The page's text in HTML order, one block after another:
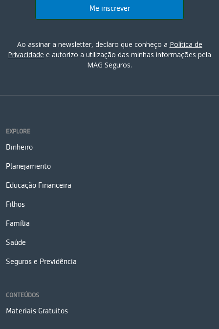
Ao assinar a newsletter, declaro que conheço a Política de
Privacidade e autorizo a utilização das minhas informações pela
MAG Seguros.
EXPLORE
Dinheiro
Planejamento
Educação Financeira
Filhos
Família
Saúde
Seguros e Previdência
CONTEÚDOS
Materiais Gratuitos